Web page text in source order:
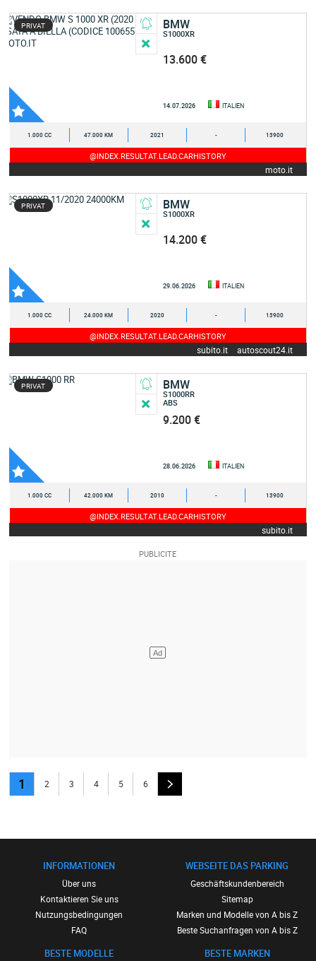
PRIVAT BMW
S1000XR
13.600 €
14.07.2026 ITALIEN
1.000 CC 47.000 KM 2021 - 13900
@INDEX.RESULTAT.LEAD.CARHISTORY
moto.it
PRIVAT BMW
S1000XR
14.200 €
29.06.2026 ITALIEN
1.000 CC 24.000 KM 2020 - 13900
@INDEX.RESULTAT.LEAD.CARHISTORY
subito.it autoscout24.it
PRIVAT BMW
S1000RR
ABS
9.200 €
28.06.2026 ITALIEN
1.000 CC 42.000 KM 2010 - 13900
@INDEX.RESULTAT.LEAD.CARHISTORY
subito.it
1 2 3 4 5 6
INFORMATIONEN
Über uns
Kontaktieren Sie uns
Nutzungsbedingungen
FAQ
BESTE MODELLE
WEBSEITE DAS PARKING
Geschäftskundenbereich
Sitemap
Marken und Modelle von A bis Z
Beste Suchanfragen von A bis Z
BESTE MARKEN